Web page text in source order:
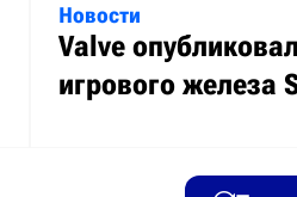
Новости
Valve
игрового железа